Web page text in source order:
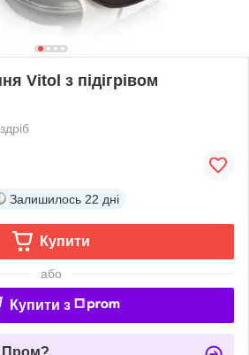
Vitol з підігрівом
Залишилось 22 дні
Купити
або
Купити з
Пром?